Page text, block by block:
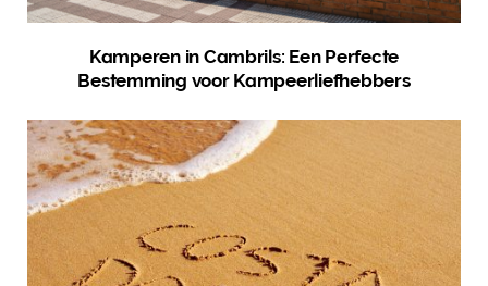
Kamperen in Cambrils: Een Perfecte
Bestemming voor Kampeerliefhebbers